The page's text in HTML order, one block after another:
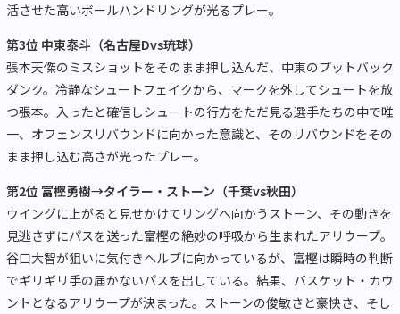
活させた高いボールハンドリングが光るプレー。
第3位 中東泰斗（名古屋Dvs琉球）
張本天傑のミスショットをそのまま押し込んだ、中東のプットバック
ダンク。冷静なシュートフェイクから、マークを外してシュートを放
つ張本。入ったと確信しシュートの行方をただ見る選手たちの中で唯
一、オフェンスリバウンドに向かった意識と、そのリバウンドをその
まま押し込む高さが光ったプレー。
第2位 富樫勇樹→タイラー・ストーン（千葉vs秋田）
ウイングに上がると見せかけてリングへ向かうストーン、その動きを
見逃さずにパスを送った富樫の絶妙の呼吸から生まれたアリウープ。
谷口大智が狙いに気付きヘルプに向かっているが、富樫は瞬時の判断
でギリギリ手の届かないパスを出している。結果、バスケット・カウ
ントとなるアリウープが決まった。ストーンの俊敏さと豪快さ、そし